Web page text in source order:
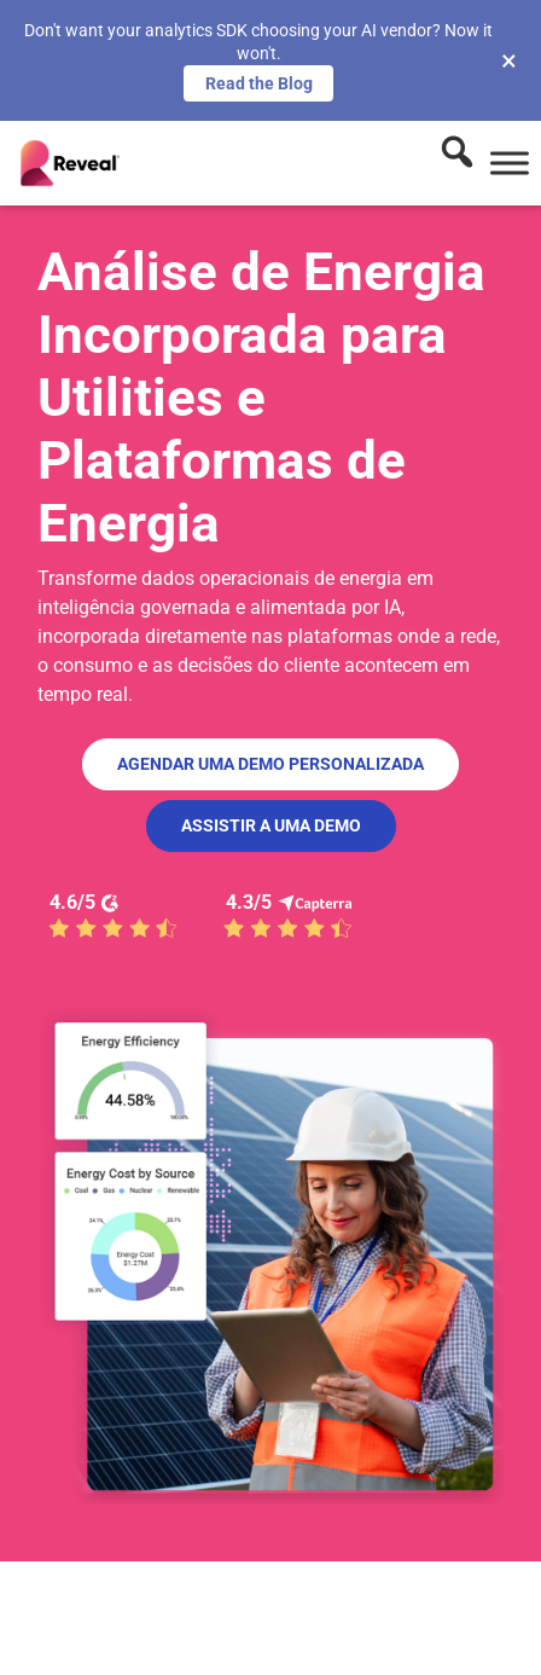
Don't want your analytics SDK choosing your AI vendor? Now it
won't.
Read the Blog
×
Análise de Energia
Incorporada para
Utilities e
Plataformas de
Energia
Transforme dados operacionais de energia em
inteligência governada e alimentada por IA,
incorporada diretamente nas plataformas onde a rede,
o consumo e as decisões do cliente acontecem em
tempo real.
AGENDAR UMA DEMO PERSONALIZADA
ASSISTIR A UMA DEMO